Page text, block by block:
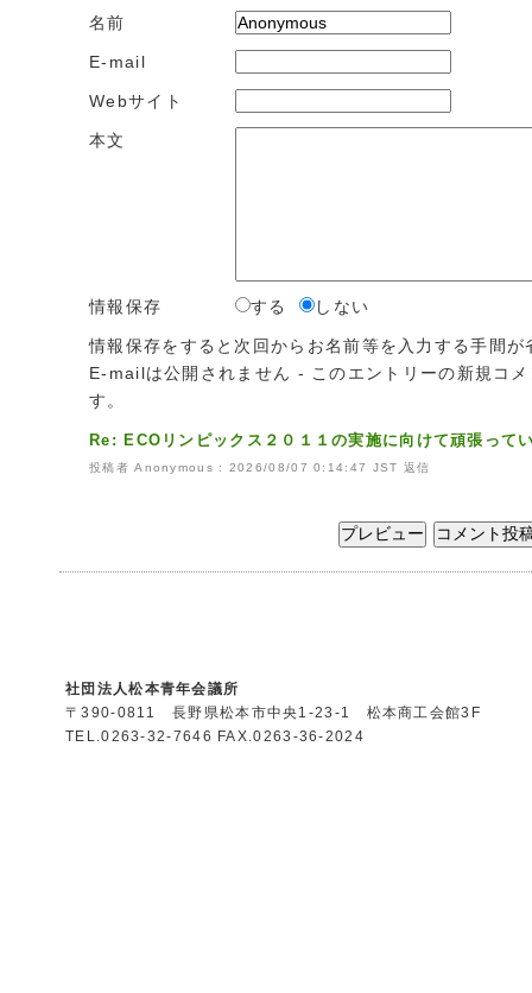
名前
E-mail
Webサイト
本文
情報保存 する しない
情報保存をすると次回からお名前等を入力する手間が
E-mailは公開されません - このエントリーの新規コ
す。
Re: ECOリンピックス２０１１の実施に向けて頑張って
投稿者 Anonymous : 2026/08/07 0:14:47 JST 返信
社団法人松本青年会議所
〒390-0811 長野県松本市中央1-23-1 松本商工会館3F
TEL.0263-32-7646 FAX.0263-36-2024